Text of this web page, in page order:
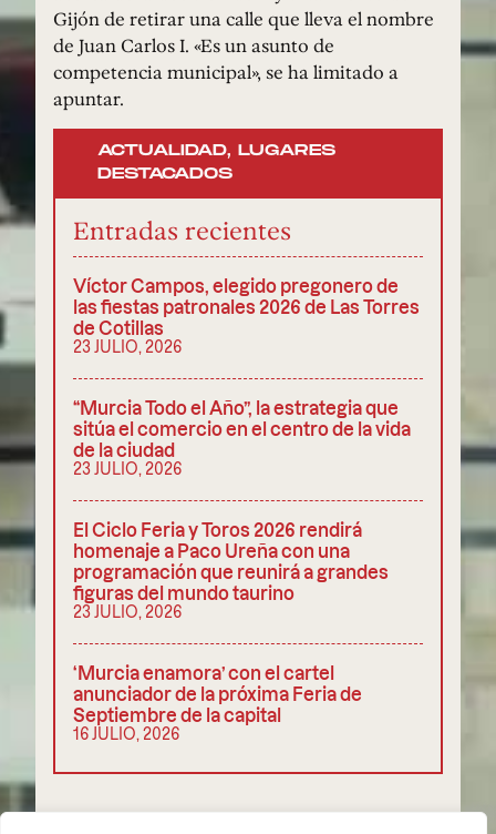
COMPARTIR
Gijón de retirar una calle que lleva el nombre
de Juan Carlos I. «Es un asunto de
competencia municipal», se ha limitado a
apuntar.
ACTUALIDAD, LUGARES
DESTACADOS
Entradas recientes
Víctor Campos, elegido pregonero de
las fiestas patronales 2026 de Las Torres
de Cotillas
23 JULIO, 2026
“Murcia Todo el Año”, la estrategia que
sitúa el comercio en el centro de la vida
de la ciudad
23 JULIO, 2026
El Ciclo Feria y Toros 2026 rendirá
homenaje a Paco Ureña con una
programación que reunirá a grandes
figuras del mundo taurino
23 JULIO, 2026
‘Murcia enamora’ con el cartel
anunciador de la próxima Feria de
Septiembre de la capital
16 JULIO, 2026